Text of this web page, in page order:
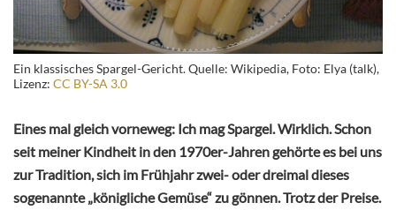
Ein klassisches Spargel-Gericht. Quelle: Wikipedia, Foto: Elya (talk),
Lizenz: CC BY-SA 3.0
Eines mal gleich vorneweg: Ich mag Spargel. Wirklich. Schon
seit meiner Kindheit in den 1970er-Jahren gehörte es bei uns
zur Tradition, sich im Frühjahr zwei- oder dreimal dieses
sogenannte „königliche Gemüse“ zu gönnen. Trotz der Preise.